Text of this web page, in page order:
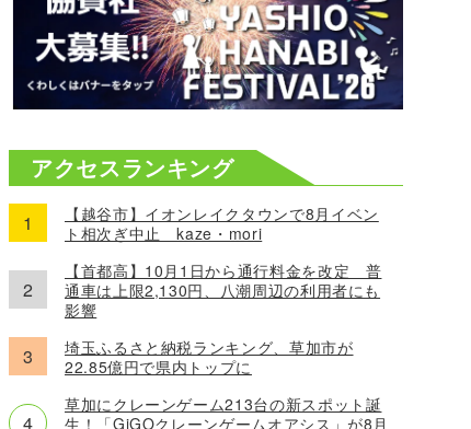
アクセスランキング
【越谷市】イオンレイクタウンで8月イベン
ト相次ぎ中止 kaze・mori
【首都高】10月1日から通行料金を改定 普
通車は上限2,130円、八潮周辺の利用者にも
影響
埼玉ふるさと納税ランキング、草加市が
22.85億円で県内トップに
草加にクレーンゲーム213台の新スポット誕
生！「GiGOクレーンゲームオアシス」が8月